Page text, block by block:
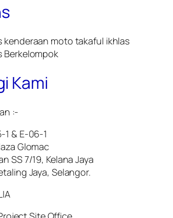
kenderaan moto takaful ikhlas
Berkelompok
Kami
:-
1 & E-06-1
Glomac
SS 7/19, Kelana Jaya
Jaya, Selangor.